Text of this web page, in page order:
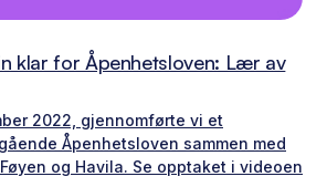
klar for Åpenhetsloven: Lær av
2022, gjennomførte vi et
Åpenhetsloven sammen med
og Havila. Se opptaket i videoen